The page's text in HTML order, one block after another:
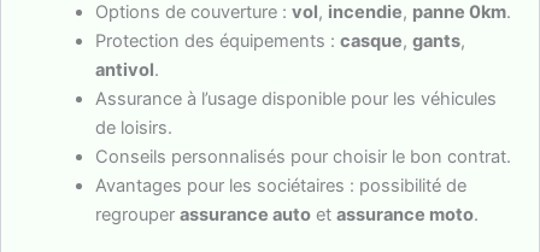
Options de couverture :vol, incendie, panne 0km.
Protection des équipements :casque,gants,
antivol.
Assurance à l’usage disponible pour les véhicules
de loisirs.
Conseils personnalisés pour choisir le bon contrat.
Avantages pour les sociétaires : possibilité de
regrouperassurance auto etassurance moto.